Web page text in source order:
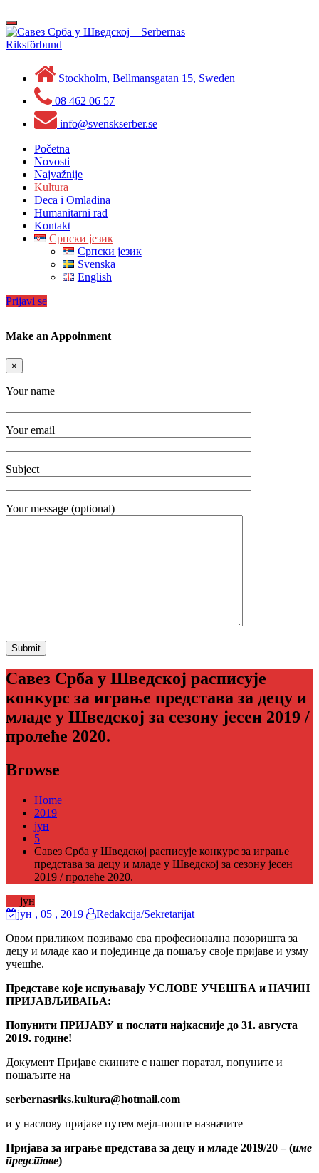
to
content
Toggle
navigation
Stockholm, Bellmansgatan 15, Sweden
08 462 06 57
info@svenskserber.se
Početna
Novosti
Najvažnije
Kultura
Deca i Omladina
Humanitarni rad
Kontakt
Српски језик
Српски језик
Svenska
English
Prijavi se
Make an Appoinment
×
Your name
Your email
Subject
Your message (optional)
Савез Срба у Шведској расписује
конкурс за играње представa за децу и
младе у Шведској за сезону јесен 2019 /
пролеће 2020.
Browse
Home
2019
јун
5
Савез Срба у Шведској расписује конкурс за играње
представa за децу и младе у Шведској за сезону јесен
2019 / пролеће 2020.
јун
јун , 05 , 2019
Redakcija/Sekretarijat
Овом приликом позивамо сва професионална позоришта за
децу и младе као и појединце да пошаљу своје пријаве и узму
учешће.
Представе које испуњавају УСЛОВЕ УЧЕШЋА и НАЧИН
ПРИЈАВЉИВАЊА:
Попунити ПРИЈАВУ и послати најкасније до 31. августа
2019. године!
Документ Пријаве скините с нашег поратал, попуните и
пошаљите на
serbernasriks.kultura@hotmail.com
и у наслову пријаве путем мејл-поште назначите
Пријава за играње представa за децу и младе 2019/20– (име
представе)